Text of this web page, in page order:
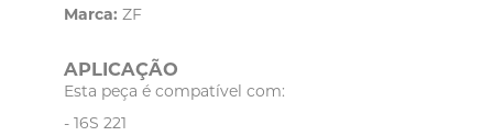
Marca: ZF
APLICAÇÃO
Esta peça é compatível com:
- 16S 221